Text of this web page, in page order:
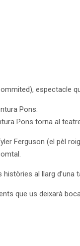
espectacle
Pons.
Pons torna al
Ferguson (el pèl
al llarg d’una
que us deixarà